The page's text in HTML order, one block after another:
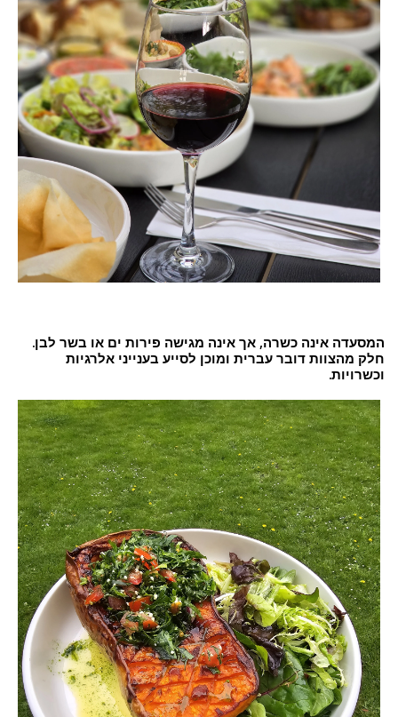
המסעדה אינה כשרה, אך אינה מגישה פירות ים או בשר לבן.
חלק מהצוות דובר עברית ומוכן לסייע בענייני אלרגיות
וכשרויות.